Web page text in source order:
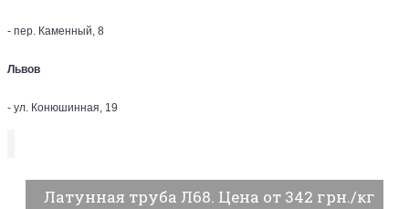
- пер. Каменный, 8
Львов
- ул. Конюшинная, 19
Латунная труба Л68. Цена от 342 грн./кг